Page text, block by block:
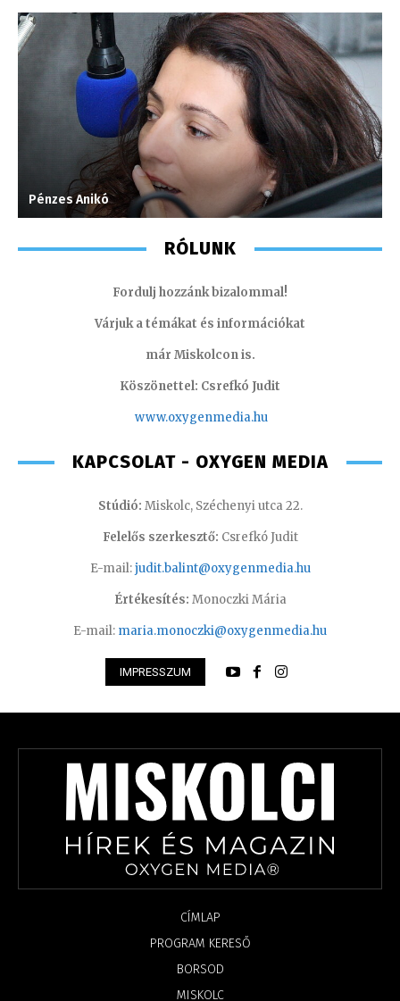
Pénzes Anikó
RÓLUNK
Fordulj hozzánk bizalommal!
Várjuk a témákat és információkat
már Miskolcon is.
Köszönettel: Csrefkó Judit
www.oxygenmedia.hu
KAPCSOLAT - OXYGEN MEDIA
Stúdió: Miskolc, Széchenyi utca 22.
Felelős szerkesztő: Csrefkó Judit
E-mail:judit.balint@oxygenmedia.hu
Értékesítés: Monoczki Mária
E-mail: maria.monoczki@oxygenmedia.hu
IMPRESSZUM
CÍMLAP
PROGRAM KERESŐ
BORSOD
MISKOLC